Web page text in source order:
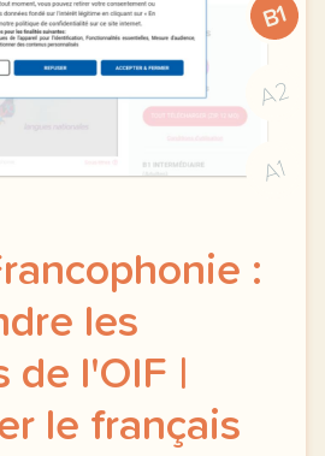
B1
A2
A1
:
les
l'OIF |
le français